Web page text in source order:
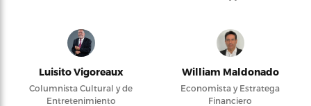
Luisito Vigoreaux
Columnista Cultural y de
Entretenimiento
William Maldonado
Economista y Estratega
Financiero